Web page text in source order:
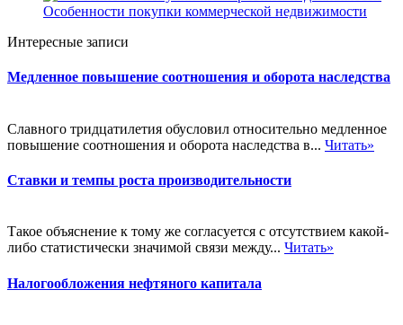
Особенности покупки коммерческой недвижимости
Интересные записи
Медленное повышение соотношения и оборота наследства
Славного тридцатилетия обусловил относительно медленное
повышение соотношения и оборота наследства в... Читать»
Ставки и темпы роста производительности
Такое объяснение к тому же согласуется с отсутствием какой-
либо статистически значимой связи между... Читать»
Налогообложения нефтяного капитала